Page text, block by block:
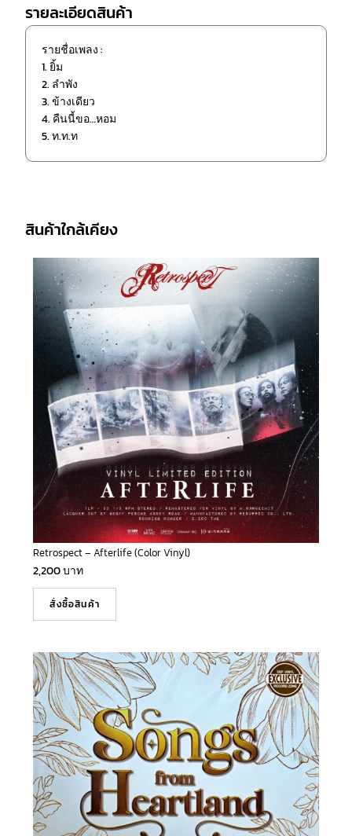
รายละเอียดสินค้า
รายชื่อเพลง :
1. ยิ้ม
2. ลำพัง
3. ข้างเดียว
4. คืนนี้ขอ…หอม
5. ท.ท.ท
สินค้าใกล้เคียง
Retrospect – Afterlife (Color Vinyl)
2,200บาท
สั่งซื้อสินค้า